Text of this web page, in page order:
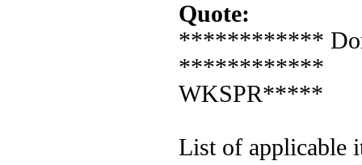
Quote:
************
************
WKSPR*****
List of applicable